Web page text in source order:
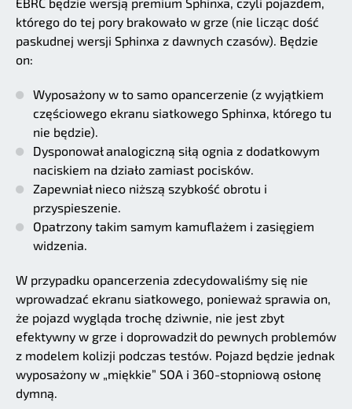
którego do tej pory brakowało w grze (nie licząc dość
paskudnej wersji Sphinxa z dawnych czasów). Będzie
on:
Wyposażony w to samo opancerzenie (z wyjątkiem
częściowego ekranu siatkowego Sphinxa, którego tu
nie będzie).
Dysponował analogiczną siłą ognia z dodatkowym
naciskiem na działo zamiast pocisków.
Zapewniał nieco niższą szybkość obrotu i
przyspieszenie.
Opatrzony takim samym kamuflażem i zasięgiem
widzenia.
W przypadku opancerzenia zdecydowaliśmy się nie
wprowadzać ekranu siatkowego, ponieważ sprawia on,
że pojazd wygląda trochę dziwnie, nie jest zbyt
efektywny w grze i doprowadził do pewnych problemów
z modelem kolizji podczas testów. Pojazd będzie jednak
wyposażony w „miękkie” SOA i 360-stopniową osłonę
dymną.